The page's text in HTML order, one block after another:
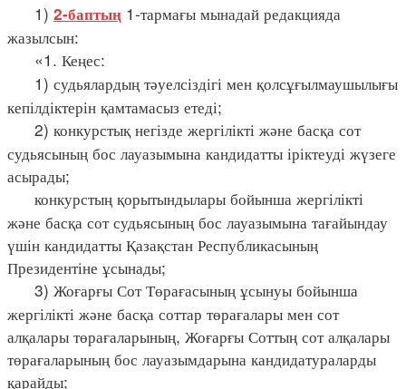
1) 2-баптың 1-тармағы мынадай редакцияда
жазылсын:
«1. Кеңес:
1) судьялардың тәуелсіздігі мен қолсұғылмаушылығы
кепілдіктерін қамтамасыз етеді;
2) конкурстық негізде жергілікті және басқа сот
судьясының бос лауазымына кандидатты іріктеуді жүзеге
асырады;
конкурстың қорытындылары бойынша жергілікті
және басқа сот судьясының бос лауазымына тағайындау
үшін кандидатты Қазақстан Республикасының
Президентіне ұсынады;
3) Жоғарғы Сот Төрағасының ұсынуы бойынша
жергілікті және басқа соттар төрағалары мен сот
алқалары төрағаларының, Жоғарғы Соттың сот алқалары
төрағаларының бос лауазымдарына кандидатураларды
қарайды;